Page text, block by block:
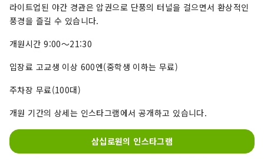
라이트업된 야간 경관은 압권으로 단풍의 터널을 걸으면서 환상적인
풍경을 즐길 수 있습니다.
개원시간 9:00～21:30
입장료 고교생 이상 600엔(중학생 이하는 무료)
주차장 무료(100대)
개원 기간의 상세는 인스타그램에서 공개하고 있습니다.
삼십로원의 인스타그램